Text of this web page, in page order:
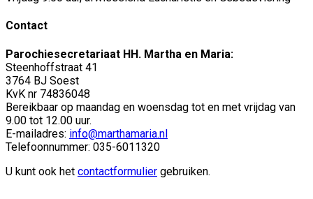
Contact
Parochiesecretariaat HH. Martha en Maria:
Steenhoffstraat 41
3764 BJ Soest
KvK nr 74836048
Bereikbaar op maandag en woensdag tot en met vrijdag van
9.00 tot 12.00 uur.
E-mailadres: info@marthamaria.nl
Telefoonnummer: 035-6011320
U kunt ook het contactformulier gebruiken.